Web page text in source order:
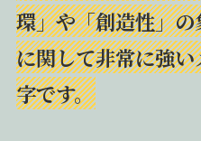
環」や「創造性」
に関して非常に強
字です。